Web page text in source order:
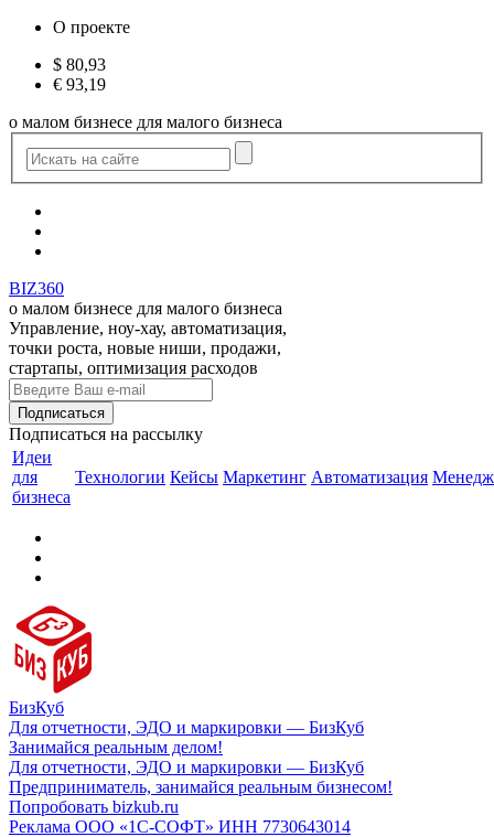
О проекте
$ 80,93
€ 93,19
о малом бизнесе для малого бизнеса
BIZ360
о малом бизнесе для малого бизнеса
Управление, ноу-хау, автоматизация,
точки роста, новые ниши, продажи,
стартапы, оптимизация расходов
Подписаться на рассылку
Идеи
для
бизнеса
Технологии Кейсы Маркетинг Автоматизация
БизКуб
Для отчетности, ЭДО и маркировки — БизКуб
Занимайся реальным делом!
Для отчетности, ЭДО и маркировки — БизКуб
Предприниматель, занимайся реальным бизнесом!
Попробовать bizkub.ru
Реклама ООО «1С-СОФТ» ИНН 7730643014